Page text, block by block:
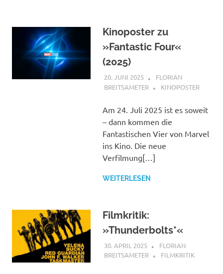
Kinoposter zu
»Fantastic Four«
(2025)
20. JUNI 2025
FLORIAN
BREITSAMETER
KINOPOSTER
Am 24. Juli 2025 ist es soweit
– dann kommen die
Fantastischen Vier von Marvel
ins Kino. Die neue
Verfilmung[…]
WEITERLESEN
Filmkritik:
»Thunderbolts*«
30. APRIL 2025
FLORIAN
BREITSAMETER
FILMKRITIK